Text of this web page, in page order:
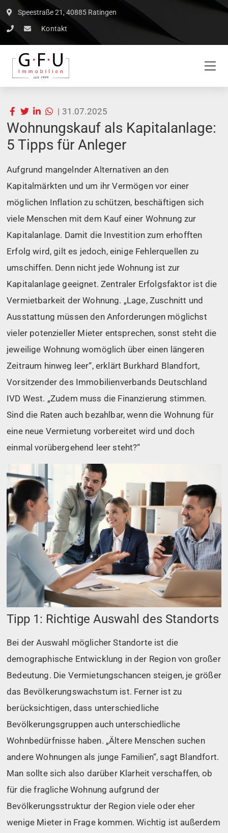
Speestraße 21, 40885 Ratingen
Kontakt
| 31.07.2025
Wohnungskauf als Kapitalanlage:
5 Tipps für Anleger
Aufgrund mangelnder Alternativen an den
Kapitalmärkten und um ihr Vermögen vor einer
möglichen Inflation zu schützen, beschäftigen sich
viele Menschen mit dem Kauf einer Wohnung zur
Kapitalanlage. Damit die Investition zum erhofften
Erfolg wird, gilt es jedoch, einige Fehlerquellen zu
umschiffen. Denn nicht jede Wohnung ist zur
Kapitalanlage geeignet. Zentraler Erfolgsfaktor ist die
Vermietbarkeit der Wohnung. „Lage, Zuschnitt und
Ausstattung müssen den Anforderungen möglichst
vieler potenzieller Mieter entsprechen, sonst steht die
jeweilige Wohnung womöglich über einen längeren
Zeitraum hinweg leer“, erklärt Burkhard Blandfort,
Vorsitzender des Immobilienverbands Deutschland
IVD West. „Zudem muss die Finanzierung stimmen.
Sind die Raten auch bezahlbar, wenn die Wohnung für
eine neue Vermietung vorbereitet wird und doch
einmal vorübergehend leer steht?“
Tipp 1: Richtige Auswahl des Standorts
Bei der Auswahl möglicher Standorte ist die
demographische Entwicklung in der Region von großer
Bedeutung. Die Vermietungschancen steigen, je größer
das Bevölkerungswachstum ist. Ferner ist zu
berücksichtigen, dass unterschiedliche
Bevölkerungsgruppen auch unterschiedliche
Wohnbedürfnisse haben. „Ältere Menschen suchen
andere Wohnungen als junge Familien“, sagt Blandfort.
Man sollte sich also darüber Klarheit verschaffen, ob
für die fragliche Wohnung aufgrund der
Bevölkerungsstruktur der Region viele oder eher
wenige Mieter in Frage kommen. Wichtig ist außerdem